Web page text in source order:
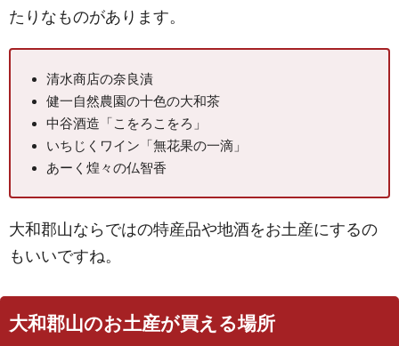
たりなものがあります。
清水商店の奈良漬
健一自然農園の十色の大和茶
中谷酒造「こをろこをろ」
いちじくワイン「無花果の一滴」
あーく煌々の仏智香
大和郡山ならではの特産品や地酒をお土産にするの
もいいですね。
大和郡山のお土産が買える場所